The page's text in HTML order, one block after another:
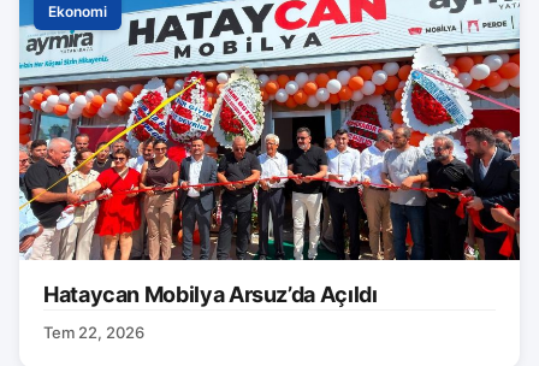
Ekonomi
Hataycan Mobilya Arsuz’da Açıldı
Tem 22, 2026